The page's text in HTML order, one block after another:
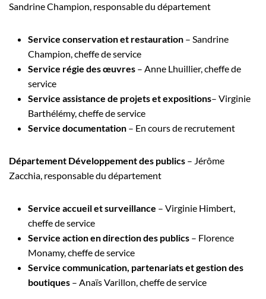
Sandrine Champion, responsable du département
Service conservation et restauration – Sandrine
Champion, cheffe de service
Service régie des œuvres – Anne Lhuillier, cheffe de
service
Service assistance de projets et expositions– Virginie
Barthélémy, cheffe de service
Service documentation – En cours de recrutement
Département Développement des publics – Jérôme
Zacchia, responsable du département
Service accueil et surveillance – Virginie Himbert,
cheffe de service
Service action en direction des publics – Florence
Monamy, cheffe de service
Service communication, partenariats et gestion des
boutiques – Anaïs Varillon, cheffe de service